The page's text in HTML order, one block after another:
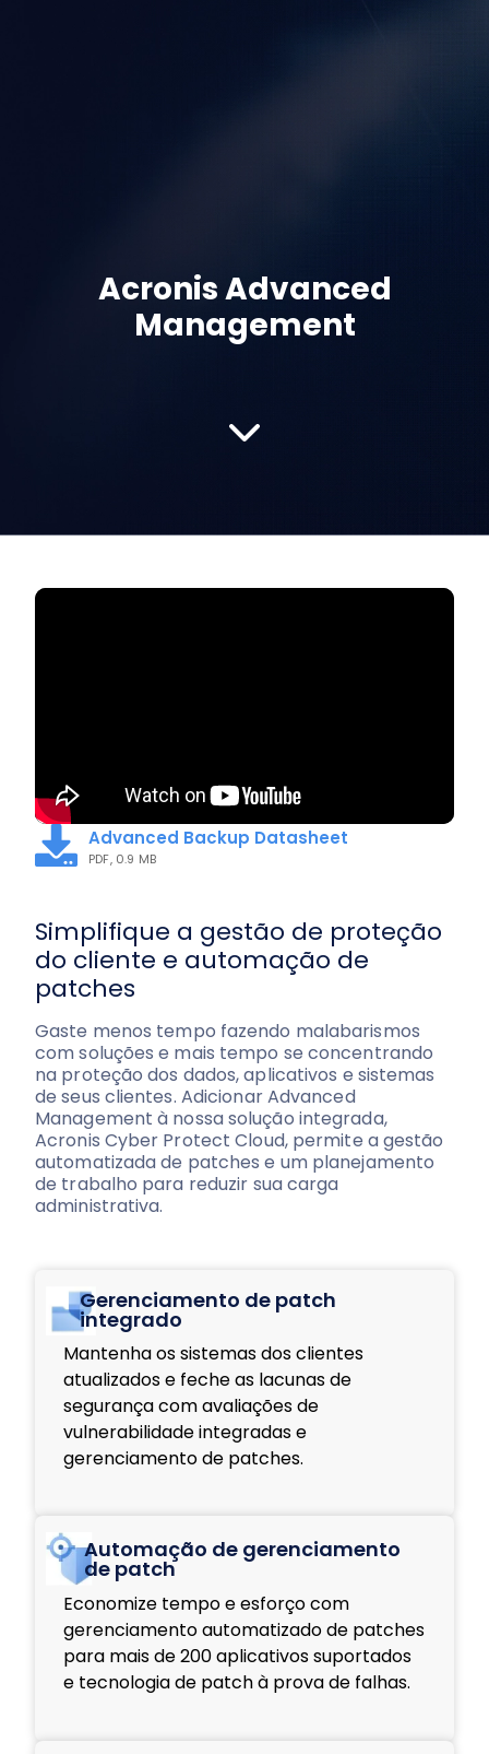
Acronis Advanced
Management
Simplifique a gestão de proteção
do cliente e automação de
patches
Gaste menos tempo fazendo malabarismos
com soluções e mais tempo se concentrando
na proteção dos dados, aplicativos e sistemas
de seus clientes. Adicionar Advanced
Management à nossa solução integrada,
Acronis Cyber Protect Cloud, permite a gestão
automatizada de patches e um planejamento
de trabalho para reduzir sua carga
administrativa.
Advanced Backup Datasheet
PDF, 0.9 MB
Gerenciamento de patch
integrado
Mantenha os sistemas dos clientes
atualizados e feche as lacunas de
segurança com avaliações de
vulnerabilidade integradas e
gerenciamento de patches.
Automação de gerenciamento
de patch
Economize tempo e esforço com
gerenciamento automatizado de patches
para mais de 200 aplicativos suportados
e tecnologia de patch à prova de falhas.